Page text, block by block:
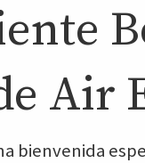
Air
bienvenida